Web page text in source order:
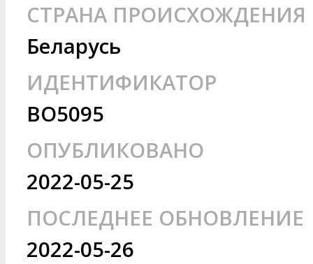
СТРАНА ПРОИСХОЖДЕНИЯ
Беларусь
ИДЕНТИФИКАТОР
BO5095
ОПУБЛИКОВАНО
2022-05-25
ПОСЛЕДНЕЕ ОБНОВЛЕНИЕ
2022-05-26